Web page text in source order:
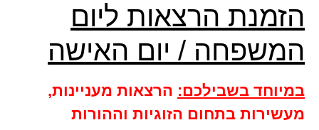
הזמנת הרצאות ליום
המשפחה / יום האישה
במיוחד בשבילכם: הרצאות מעניינות,
מעשירות בתחום הזוגיות וההורות